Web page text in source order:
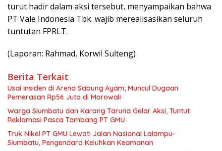
turut hadir dalam aksi tersebut, menyampaikan bahwa
PT Vale Indonesia Tbk. wajib merealisasikan seluruh
tuntutan FPRLT.
(Laporan: Rahmad, Korwil Sulteng)
Berita Terkait
Usai Insiden di Arena Sabung Ayam, Muncul Dugaan
Pemerasan Rp56 Juta di Morowali
Warga Siumbatu dan Karang Taruna Gelar Aksi, Tuntut
Reklamasi Pasca Tambang PT GMU
Truk Nikel PT GMU Lewati Jalan Nasional Lalampu-
Siumbatu, Pengendara Keluhkan Keamanan